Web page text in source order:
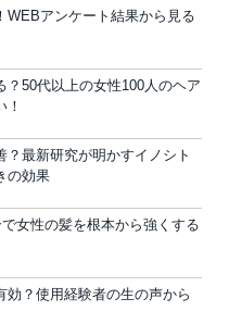
WEBアンケート結果から見る
？50代以上の女性100人のヘア
！
？最新研究が明かすイノシト
の効果
女性の髪を根本から強くする
効？使用経験者の生の声から